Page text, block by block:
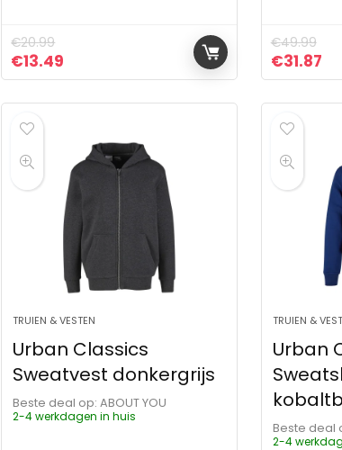
€20.99
Oorspronkelijke prijs was: €20.99.
€13.49 Huidige prijs is: €13.49.
€49.99
€31.87
TRUIEN & VESTEN
Urban Classics
Sweatvest donkergrijs
Beste deal op:
ABOUT YOU
2-4 werkdagen in huis
TRUIEN &
Urban
Beste deal
2-4